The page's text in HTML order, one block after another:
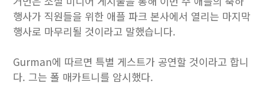
행사가 직원들을 위한 애플 파크 본사에서 열리는 마지막
행사로 마무리될 것이라고 말했습니다.
Gurman에 따르면 특별 게스트가 공연할 것이라고 합니
다. 그는 폴 매카트니를 암시했다.